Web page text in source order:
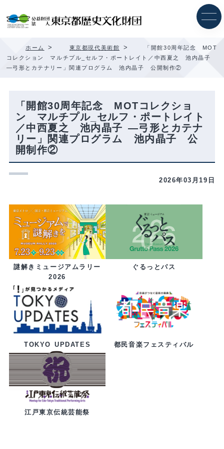
ホーム > 東京都現代美術館 >
「開館30周年記念 MOT
コレクション マルチプル_セルフ・ポートレイト／中西夏之 池内晶子
—弓形とカテナリー」関連プログラム 池内晶子 公開制作②
「開館30周年記念 MOTコレクショ
ン マルチプル_セルフ・ポートレイト
／中西夏之 池内晶子 —弓形とカテナ
リー」関連プログラム 池内晶子 公
開制作②
2026年03月19日
謎解きミュージアムラリー
2026
ぐるっとパス
TOKYO UPDATES 都民音楽フェスティバル
江戸東京伝統芸能祭